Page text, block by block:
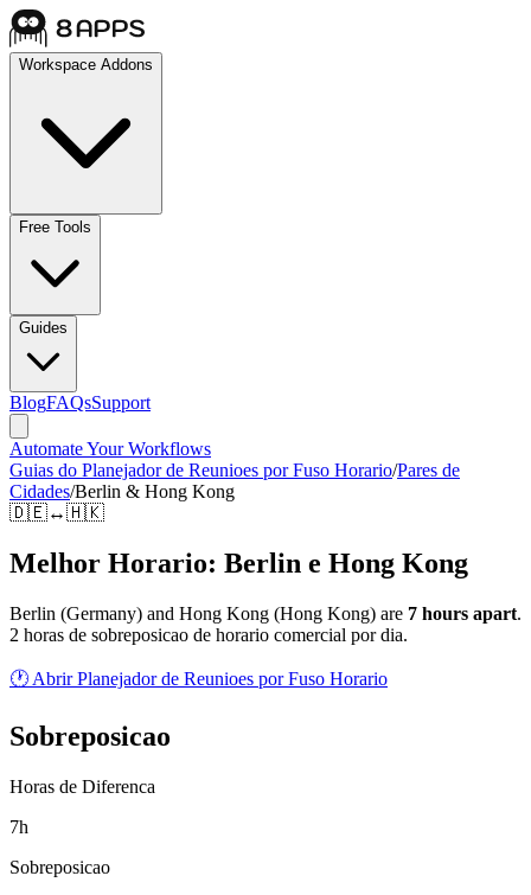
Workspace Addons
Free Tools
Guides
BlogFAQsSupport
Automate Your Workflows
Guias do Planejador de Reunioes por Fuso Horario/Pares de
Cidades/Berlin & Hong Kong
🇩🇪↔🇭🇰
Melhor Horario: Berlin e Hong Kong
Berlin (Germany) and Hong Kong (Hong Kong) are 7 hours apart.
2 horas de sobreposicao de horario comercial por dia.
🕐 Abrir Planejador de Reunioes por Fuso Horario
Sobreposicao
Horas de Diferenca
7h
Sobreposicao